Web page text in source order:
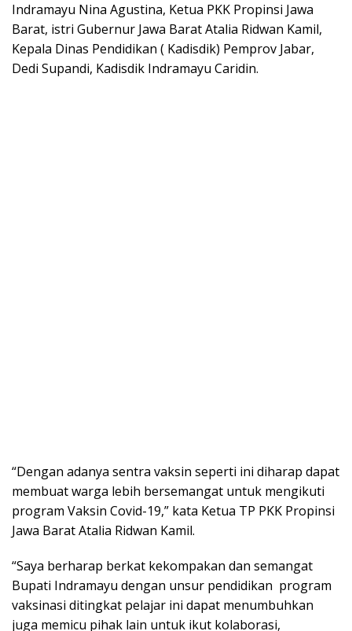
Indramayu Nina Agustina, Ketua PKK Propinsi Jawa
Barat, istri Gubernur Jawa Barat Atalia Ridwan Kamil,
Kepala Dinas Pendidikan ( Kadisdik) Pemprov Jabar,
Dedi Supandi, Kadisdik Indramayu Caridin.
“Dengan adanya sentra vaksin seperti ini diharap dapat
membuat warga lebih bersemangat untuk mengikuti
program Vaksin Covid-19,” kata Ketua TP PKK Propinsi
Jawa Barat Atalia Ridwan Kamil.
“Saya berharap berkat kekompakan dan semangat
Bupati Indramayu dengan unsur pendidikan program
vaksinasi ditingkat pelajar ini dapat menumbuhkan
juga memicu pihak lain untuk ikut kolaborasi,